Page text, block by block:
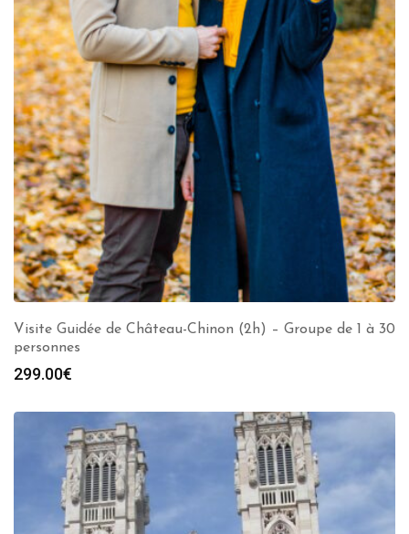
Visite Guidée de Château-Chinon (2h) – Groupe de 1 à 30
personnes
299.00€